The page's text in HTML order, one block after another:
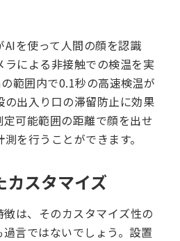
を使って人間の顔を認識
ラによる非接触での検温を実
範囲内で0.1秒の高速検温が
の出入り口の滞留防止に効果
可能範囲の距離で顔を出せ
を行うことができます。
カスタマイズ
は、そのカスタマイズ性の
言ではないでしょう。設置